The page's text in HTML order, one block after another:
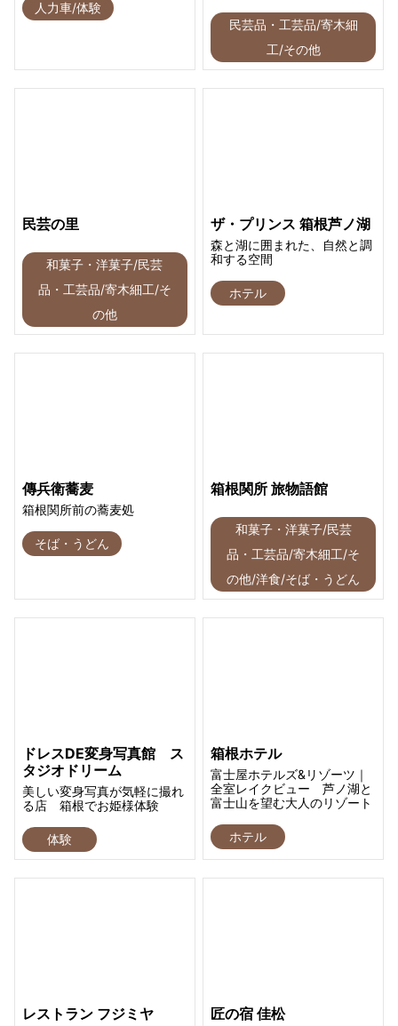
人力車/体験
民芸品・工芸品/寄木細
工/その他
民芸の里
和菓子・洋菓子/民芸
品・工芸品/寄木細工/そ
の他
ザ・プリンス 箱根芦ノ湖
森と湖に囲まれた、自然と調
和する空間
ホテル
傳兵衛蕎麦
箱根関所前の蕎麦処
そば・うどん
箱根関所 旅物語館
和菓子・洋菓子/民芸
品・工芸品/寄木細工/そ
の他/洋食/そば・うどん
ドレスDE変身写真館 ス
タジオドリーム
美しい変身写真が気軽に撮れ
る店 箱根でお姫様体験
体験
箱根ホテル
富士屋ホテルズ&リゾーツ｜
全室レイクビュー 芦ノ湖と
富士山を望む大人のリゾート
ホテル
レストラン フジミヤ 匠の宿 佳松